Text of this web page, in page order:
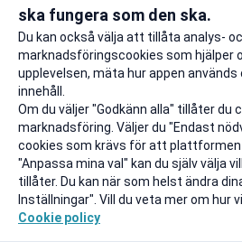
Till rabatten
ska fungera som den ska.
Du kan också välja att tillåta analys-
marknadsföringscookies som hjälper
upplevelsen, mäta hur appen används
innehåll.
Om du väljer "Godkänn alla" tillåter du
marknadsföring. Väljer du "Endast
cookies som krävs för att plattformen
"Anpassa mina val" kan du själv välja
tillåter. Du kan när som helst ändra
Inställningar". Vill du veta mer om hur
Cookie policy